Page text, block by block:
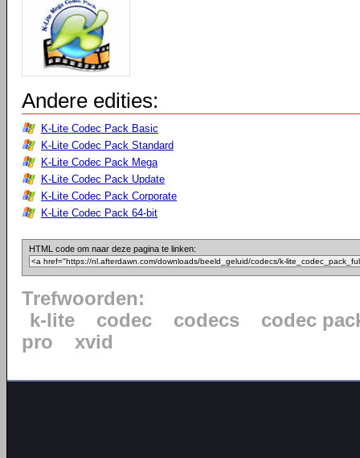
Andere edities:
K-Lite Codec Pack Basic
K-Lite Codec Pack Standard
K-Lite Codec Pack Mega
K-Lite Codec Pack Update
K-Lite Codec Pack Corporate
K-Lite Codec Pack 64-bit
HTML code om naar deze pagina te linken:
Trefwoorden:
k-lite
codec codecs
codec
pro
xvid